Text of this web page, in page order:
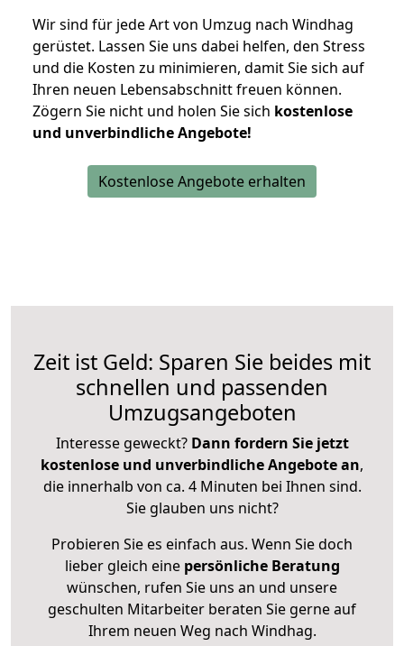
Wir sind für jede Art von Umzug nach Windhag
gerüstet. Lassen Sie uns dabei helfen, den Stress
und die Kosten zu minimieren, damit Sie sich auf
Ihren neuen Lebensabschnitt freuen können.
Zögern Sie nicht und holen Sie sich kostenlose
und unverbindliche Angebote!
Kostenlose Angebote erhalten
Zeit ist Geld: Sparen Sie beides mit
schnellen und passenden
Umzugsangeboten
Interesse geweckt? Dann fordern Sie jetzt
kostenlose und unverbindliche Angebote an,
die innerhalb von ca. 4 Minuten bei Ihnen sind.
Sie glauben uns nicht?
Probieren Sie es einfach aus. Wenn Sie doch
lieber gleich eine persönliche Beratung
wünschen, rufen Sie uns an und unsere
geschulten Mitarbeiter beraten Sie gerne auf
Ihrem neuen Weg nach Windhag.